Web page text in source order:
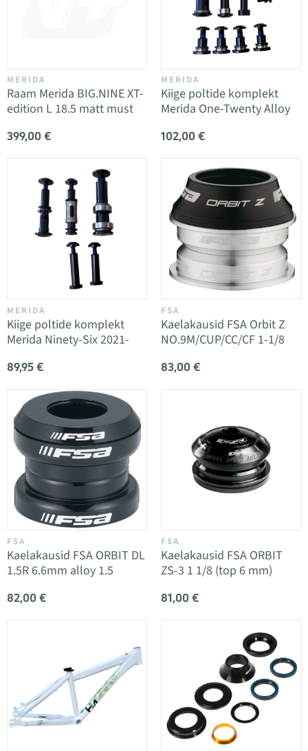
MERIDA
Raam Merida BIG.NINE XT-
edition L 18.5 matt must
399,00 €
MERIDA
Kiige poltide komplekt
Merida One-Twenty Alloy
102,00 €
MERIDA
Kiige poltide komplekt
Merida Ninety-Six 2021-
89,95 €
FSA
Kaelakausid FSA Orbit Z
NO.9M/CUP/CC/CF 1-1/8
83,00 €
FSA
Kaelakausid FSA ORBIT DL
1.5R 6.6mm alloy 1.5
82,00 €
FSA
Kaelakausid FSA ORBIT
ZS-3 1 1/8 (top 6 mm)
81,00 €